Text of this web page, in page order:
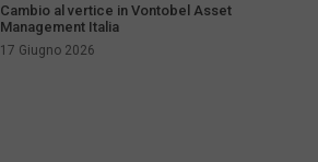
Cambio al vertice in Vontobel Asset
Management Italia
17 Giugno 2026